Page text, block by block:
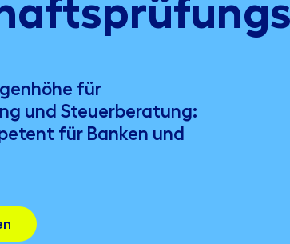
für
und Steuerberatung:
für Banken und